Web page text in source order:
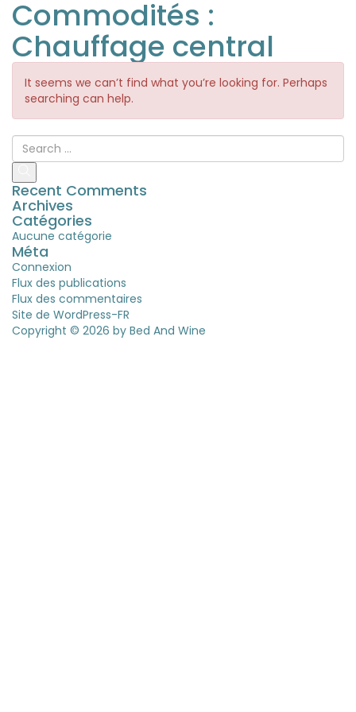
Commodités :
Chauffage central
It seems we can’t find what you’re looking for. Perhaps
searching can help.
Recent Comments
Archives
Catégories
Aucune catégorie
Méta
Connexion
Flux des publications
Flux des commentaires
Site de WordPress-FR
Copyright © 2026 by Bed And Wine